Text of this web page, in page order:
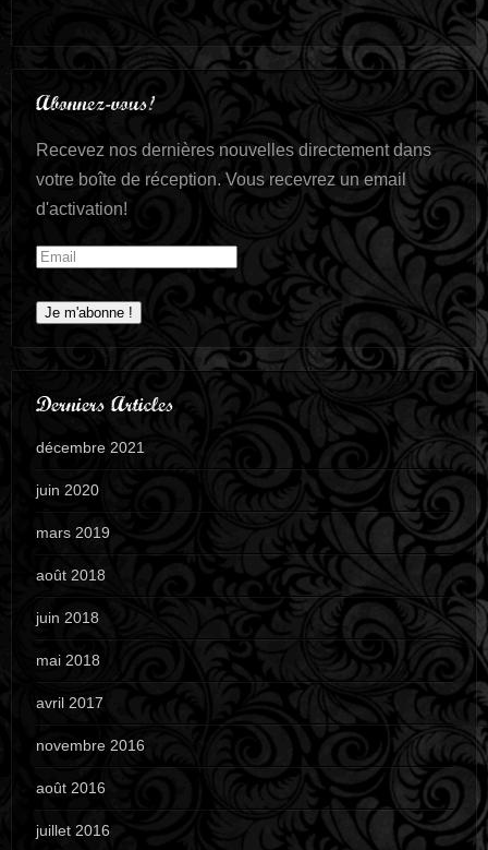
Abonnez-vous!
Recevez nos dernières nouvelles directement dans
votre boîte de réception. Vous recevrez un email
d'activation!
Derniers Articles
décembre 2021
juin 2020
mars 2019
août 2018
juin 2018
mai 2018
avril 2017
novembre 2016
août 2016
juillet 2016